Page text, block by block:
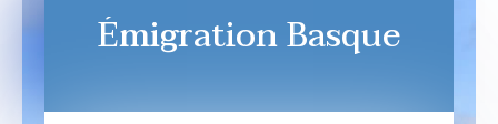
Émigration Basque